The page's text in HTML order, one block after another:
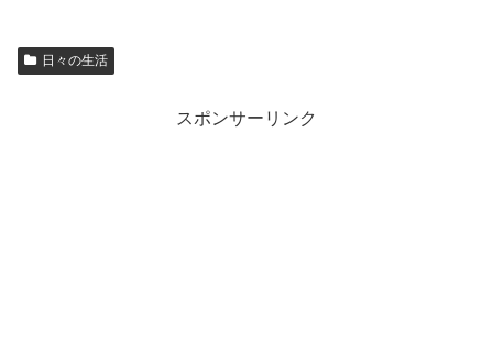
日々の生活
スポンサーリンク